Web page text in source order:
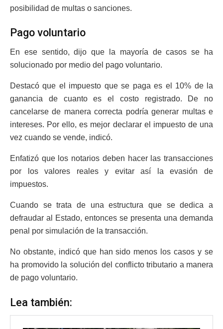
posibilidad de multas o sanciones.
Pago voluntario
En ese sentido, dijo que la mayoría de casos se ha
solucionado por medio del pago voluntario.
Destacó que el impuesto que se paga es el 10% de la
ganancia de cuanto es el costo registrado. De no
cancelarse de manera correcta podría generar multas e
intereses. Por ello, es mejor declarar el impuesto de una
vez cuando se vende, indicó.
Enfatizó que los notarios deben hacer las transacciones
por los valores reales y evitar así la evasión de
impuestos.
Cuando se trata de una estructura que se dedica a
defraudar al Estado, entonces se presenta una demanda
penal por simulación de la transacción.
No obstante, indicó que han sido menos los casos y se
ha promovido la solución del conflicto tributario a manera
de pago voluntario.
Lea también: